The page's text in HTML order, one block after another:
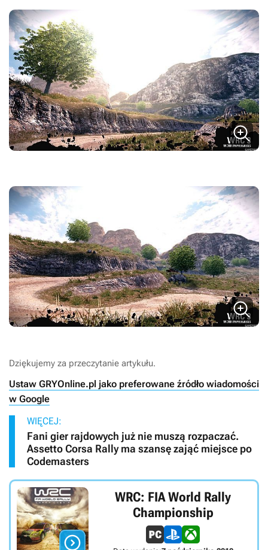
Dziękujemy za przeczytanie artykułu.
Ustaw GRYOnline.pl jako preferowane źródło wiadomości
w Google
WIĘCEJ:
Fani gier rajdowych już nie muszą rozpaczać.
Assetto Corsa Rally ma szansę zająć miejsce po
Codemasters

WRC: FIA World Rally
Championship